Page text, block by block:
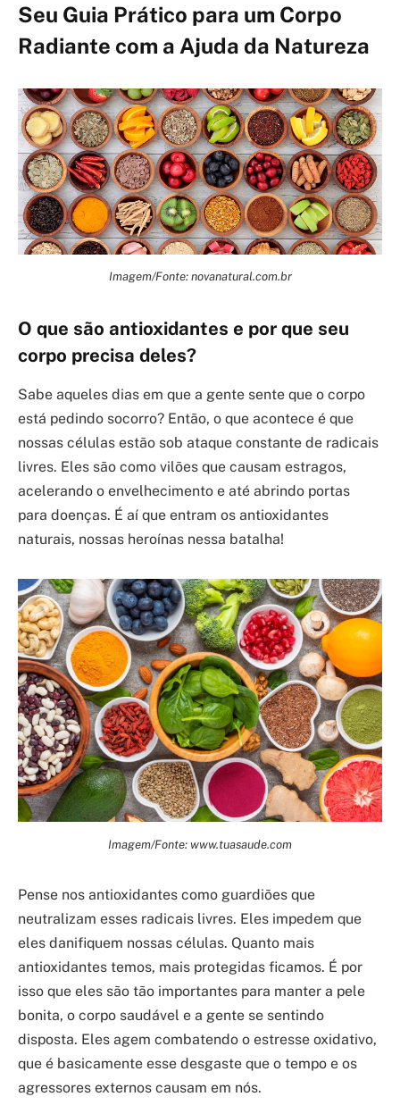
Seu Guia Prático para um Corpo
Radiante com a Ajuda da Natureza
Imagem/Fonte: novanatural.com.br
O que são antioxidantes e por que seu
corpo precisa deles?
Sabe aqueles dias em que a gente sente que o corpo
está pedindo socorro? Então, o que acontece é que
nossas células estão sob ataque constante de radicais
livres. Eles são como vilões que causam estragos,
acelerando o envelhecimento e até abrindo portas
para doenças. É aí que entram os antioxidantes
naturais, nossas heroínas nessa batalha!
Imagem/Fonte: www.tuasaude.com
Pense nos antioxidantes como guardiões que
neutralizam esses radicais livres. Eles impedem que
eles danifiquem nossas células. Quanto mais
antioxidantes temos, mais protegidas ficamos. É por
isso que eles são tão importantes para manter a pele
bonita, o corpo saudável e a gente se sentindo
disposta. Eles agem combatendo o estresse oxidativo,
que é basicamente esse desgaste que o tempo e os
agressores externos causam em nós.